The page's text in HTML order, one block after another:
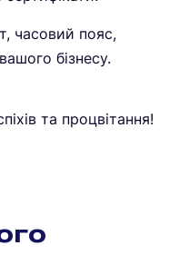
часовий пояс,
бізнесу.
та процвітання!